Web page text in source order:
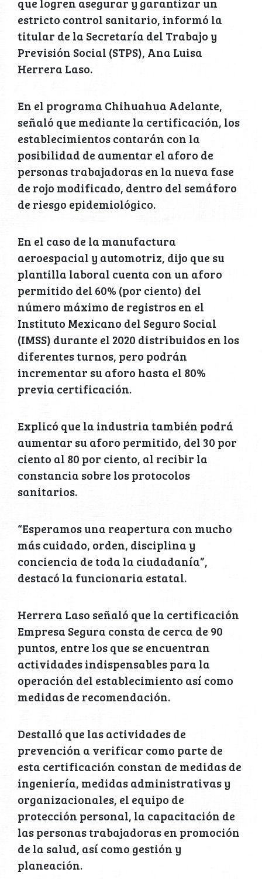
estricto control sanitario, informó la
titular de la Secretaría del Trabajo y
Previsión Social (STPS), Ana Luisa
Herrera Laso.
En el programa Chihuahua Adelante,
señaló que mediante la certificación, los
establecimientos contarán con la
posibilidad de aumentar el aforo de
personas trabajadoras en la nueva fase
de rojo modificado, dentro del semáforo
de riesgo epidemiológico.
En el caso de la manufactura
aeroespacial y automotriz, dijo que su
plantilla laboral cuenta con un aforo
permitido del 60% (por ciento) del
número máximo de registros en el
Instituto Mexicano del Seguro Social
(IMSS) durante el 2020 distribuidos en los
diferentes turnos, pero podrán
incrementar su aforo hasta el 80%
previa certificación.
Explicó que la industria también podrá
aumentar su aforo permitido, del 30 por
ciento al 80 por ciento, al recibir la
constancia sobre los protocolos
sanitarios.
“Esperamos una reapertura con mucho
más cuidado, orden, disciplina y
conciencia de toda la ciudadanía”,
destacó la funcionaria estatal.
Herrera Laso señaló que la certificación
Empresa Segura consta de cerca de 90
puntos, entre los que se encuentran
actividades indispensables para la
operación del establecimiento así como
medidas de recomendación.
Destalló que las actividades de
prevención a verificar como parte de
esta certificación constan de medidas de
ingeniería, medidas administrativas y
organizacionales, el equipo de
protección personal, la capacitación de
las personas trabajadoras en promoción
de la salud, así como gestión y
planeación.